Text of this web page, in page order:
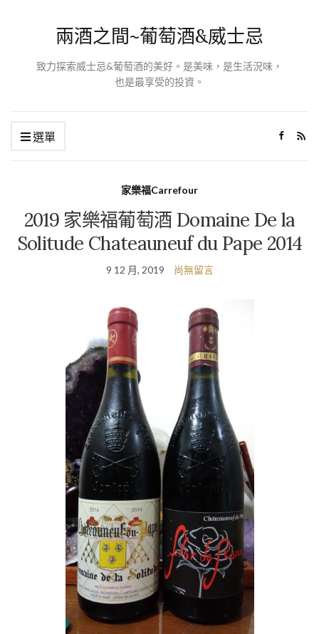
兩酒之間~葡萄酒&威士忌
致力探索威士忌&葡萄酒的美好。是美味，是生活況味，
也是最享受的投資。
選單
家樂福Carrefour
2019 家樂福葡萄酒 Domaine De la
Solitude Chateauneuf du Pape 2014
9 12 月, 2019 尚無留言